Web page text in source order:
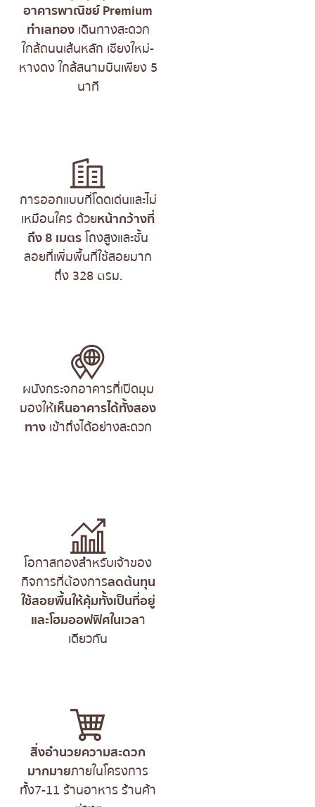
อาคารพาณิชย์ Premium
ทำเลทองเดินทางสะดวก
ใกล้ถนนเส้นหลัก เชียงใหม่-
หางดง ใกล้สนามบินเพียง 5
นาที
การออกแบบที่โดดเด่นและไม่
เหมือนใคร ด้วยหน้ากว้างที่
ถึง 8 เมตรโถงสูงและชั้น
ลอยที่เพิ่มพื้นที่ใช้สอยมาก
ถึง 328 ตรม.
ผนังกระจกอาคารที่เปิดมุม
มองให้เห็นอาคารได้ทั้งสอง
ทางเข้าถึงได้อย่างสะดวก
โอกาสทองสำหรับเจ้าของ
กิจการที่ต้องการลดต้นทุน
ใช้สอยพื้นให้คุ้มทั้งเป็นที่อยู่
และโฮมออฟฟิศในเวลา
เดียวกัน
สิ่งอำนวยความสะดวก
มากมายภายในโครงการ
ทั้ง7-11 ร้านอาหาร ร้านค้า